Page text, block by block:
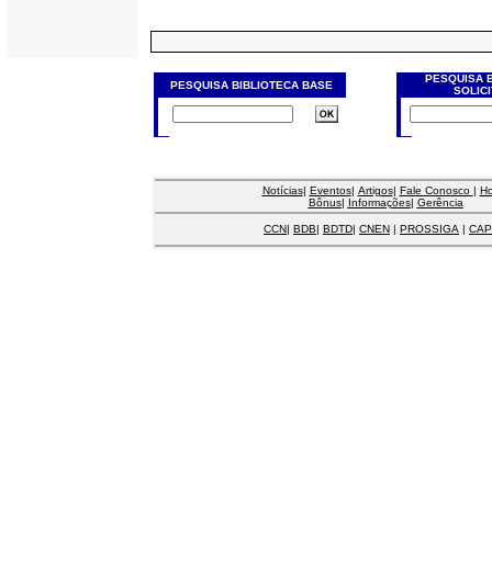
PESQUISA BIBLIOTECA BASE
PESQUISA
Notícias| Eventos| Artigos| Fale Conosco |
Bônus| Informações| Gerência
CCN| BDB| BDTD| CNEN | PROSSIGA |